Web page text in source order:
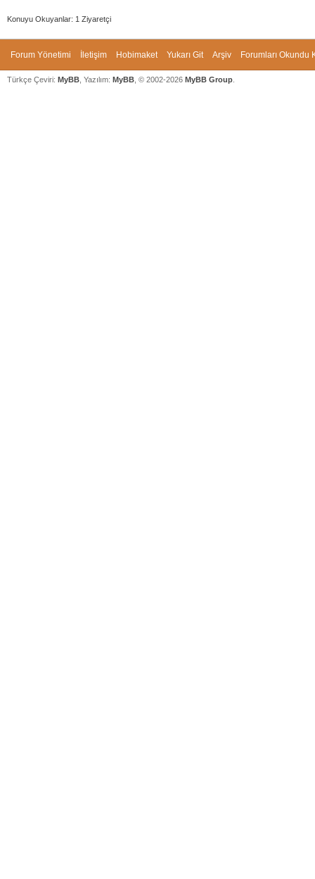
Konuyu Okuyanlar: 1 Ziyaretçi
Forum Yönetimi İletişim Hobimaket Yukarı Git Arşiv Forumları Okundu
Türkçe Çeviri: MyBB , Yazılım: MyBB , © 2002-2026 MyBB Group